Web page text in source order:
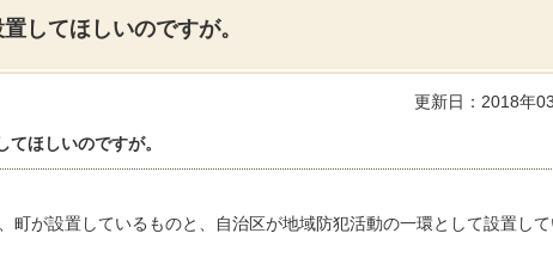
してほしいのですが。
更新日：2018年
ほしいのですが。
町が設置しているものと、自治区が地域防犯活動の一環として設置し